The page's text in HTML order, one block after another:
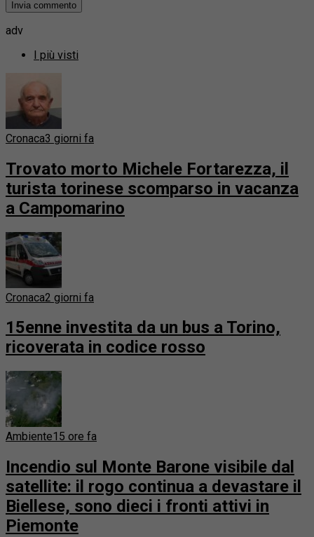
adv
I più visti
Cronaca3 giorni fa
Trovato morto Michele Fortarezza, il
turista torinese scomparso in vacanza
a Campomarino
Cronaca2 giorni fa
15enne investita da un bus a Torino,
ricoverata in codice rosso
Ambiente15 ore fa
Incendio sul Monte Barone visibile dal
satellite: il rogo continua a devastare il
Biellese, sono dieci i fronti attivi in
Piemonte